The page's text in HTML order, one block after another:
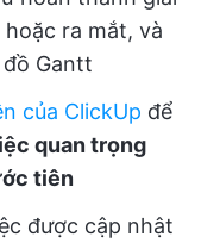
ra mắt, và
Gantt
của ClickUp để
quan trọng
tiên
được cập nhật